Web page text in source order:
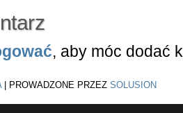
, aby móc dodać
| PROWADZONE PRZEZ SOLUSION